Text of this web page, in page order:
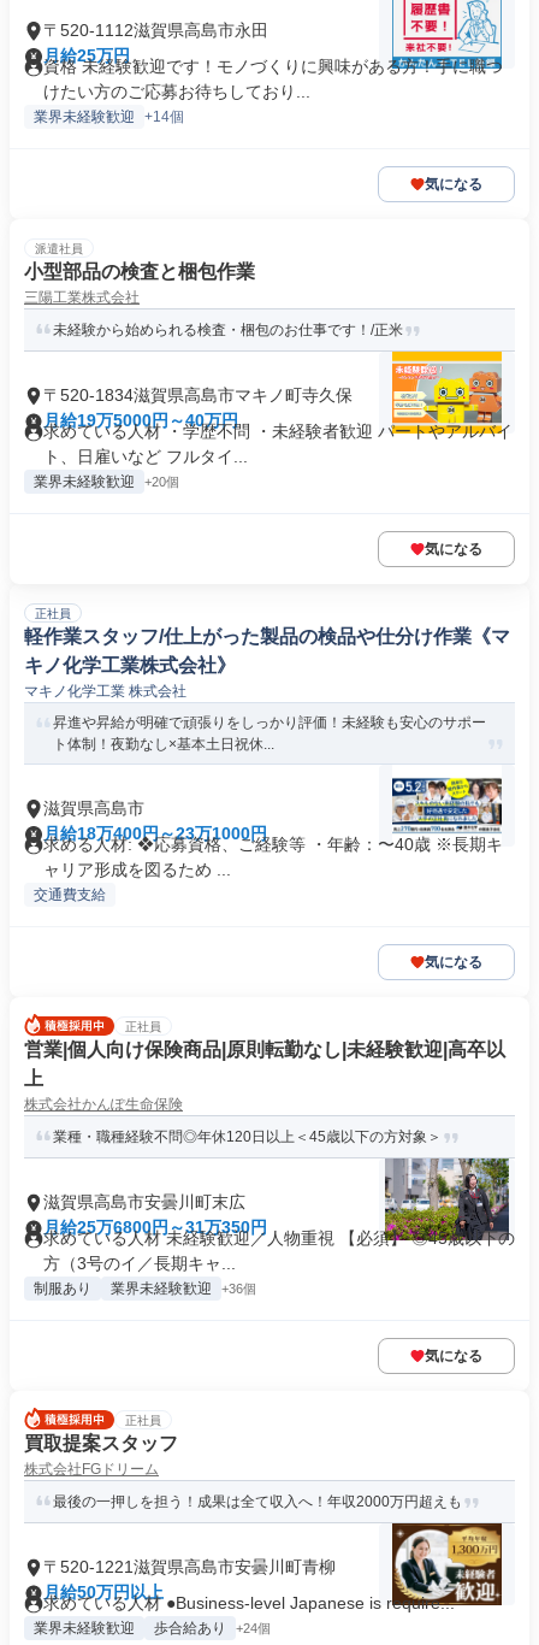
〒520-1112滋賀県高島市永田
月給25万円
資格 未経験歓迎です！モノづくりに興味がある方！手に職つ
けたい方のご応募お待ちしており...
業界未経験歓迎 +14個
気になる
派遣社員
小型部品の検査と梱包作業
三陽工業株式会社
未経験から始められる検査・梱包のお仕事です！/正米
〒520-1834滋賀県高島市マキノ町寺久保
月給19万5000円～40万円
求めている人材 ・学歴不問 ・未経験者歓迎 パートやアルバイ
ト、日雇いなど フルタイ...
業界未経験歓迎 +20個
気になる
正社員
軽作業スタッフ/仕上がった製品の検品や仕分け作業《マ
キノ化学工業株式会社》
マキノ化学工業 株式会社
昇進や昇給が明確で頑張りをしっかり評価！未経験も安心のサポー
ト体制！夜勤なし×基本土日祝休...
滋賀県高島市
月給18万400円～23万1000円
求める人材: ❖応募資格、ご経験等 ・年齢：〜40歳 ※長期キ
ャリア形成を図るため ...
交通費支給
気になる
正社員
営業|個人向け保険商品|原則転勤なし|未経験歓迎|高卒以
上
株式会社かんぽ生命保険
業種・職種経験不問◎年休120日以上＜45歳以下の方対象＞
滋賀県高島市安曇川町末広
月給25万6800円～31万350円
求めている人材 未経験歓迎／人物重視 【必須】 ◎45歳以下の
方（3号のイ／長期キャ...
制服あり 業界未経験歓迎 +36個
気になる
正社員
買取提案スタッフ
株式会社FGドリーム
最後の一押しを担う！成果は全て収入へ！年収2000万円超えも
〒520-1221滋賀県高島市安曇川町青柳
月給50万円以上
求めている人材 ●Business-level Japanese is require...
業界未経験歓迎 歩合給あり +24個